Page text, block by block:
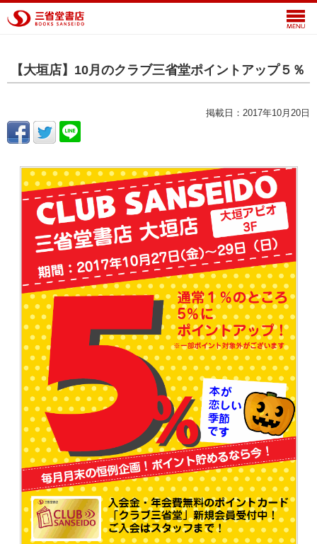
【大垣店】10月のクラブ三省堂ポイントアップ５％
掲載日：2017年10月20日